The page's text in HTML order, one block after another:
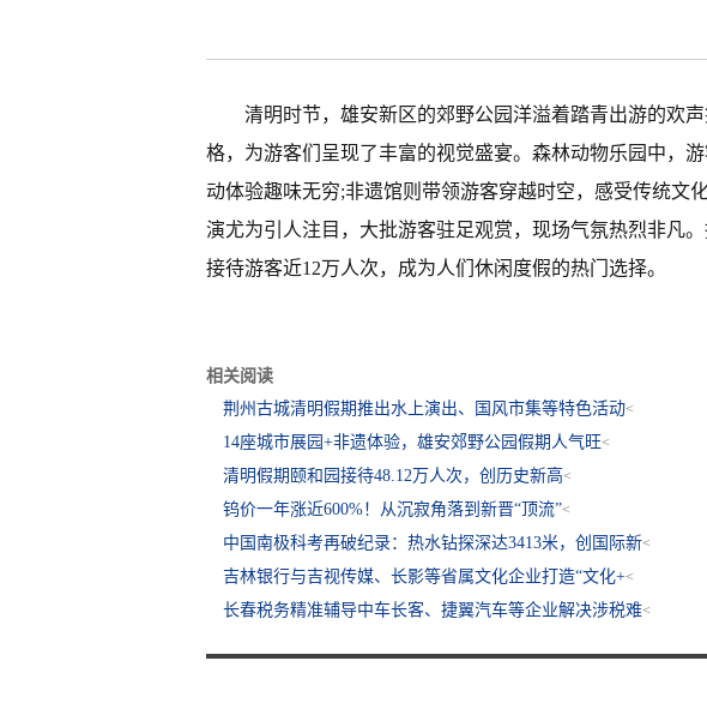
清明时节，雄安新区的郊野公园洋溢着踏青出游的欢
格，为游客们呈现了丰富的视觉盛宴。森林动物乐园中，
动体验趣味无穷;非遗馆则带领游客穿越时空，感受传统文
演尤为引人注目，大批游客驻足观赏，现场气氛热烈非凡
接待游客近12万人次，成为人们休闲度假的热门选择。
相关阅读
荆州古城清明假期推出水上演出、国风市集等特色活动<
14座城市展园+非遗体验，雄安郊野公园假期人气旺<
清明假期颐和园接待48.12万人次，创历史新高<
钨价一年涨近600%！从沉寂角落到新晋“顶流”<
中国南极科考再破纪录：热水钻探深达3413米，创国际新<
吉林银行与吉视传媒、长影等省属文化企业打造“文化+<
长春税务精准辅导中车长客、捷翼汽车等企业解决涉税难<